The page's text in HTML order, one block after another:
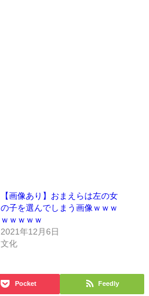
【画像あり】おまえらは左の女
の子を選んでしまう画像ｗｗｗ
ｗｗｗｗｗ
2021年12月6日
文化
Pocket Feedly